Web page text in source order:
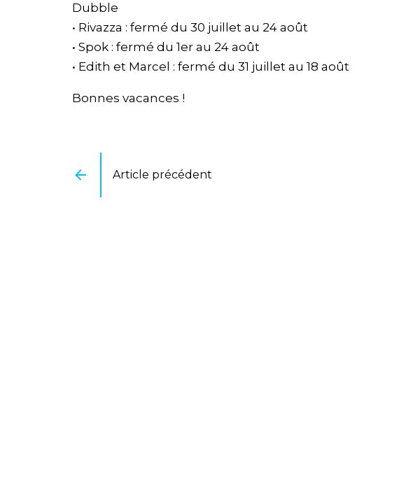
Dubble
• Rivazza : fermé du 30 juillet au 24 août
• Spok : fermé du 1er au 24 août
• Edith et Marcel : fermé du 31 juillet au 18 août
Bonnes vacances !
Article précédent